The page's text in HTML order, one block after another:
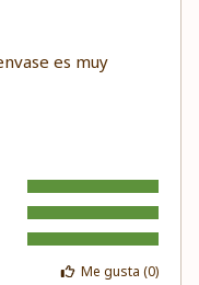
es muy
Me gusta (0)